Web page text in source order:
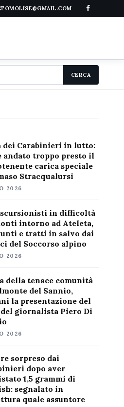
CERCA
dei Carabinieri in lutto:
andato troppo presto il
carica speciale
Stracqualursi
2026
in difficoltà
intorno ad Ateleta,
e tratti in salvo dai
del Soccorso alpino
2026
della tenace comunità
del Sannio,
la presentazione del
giornalista Piero Di
2026
sorpreso dai
dopo aver
1,5 grammi di
segnalato in
quale assuntore